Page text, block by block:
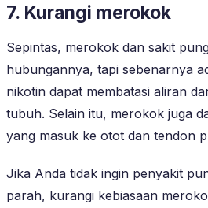
7. Kurangi merokok
Sepintas, merokok dan sakit
hubungannya, tapi sebenarnya
nikotin dapat membatasi aliran
tubuh. Selain itu, merokok juga
yang masuk ke otot dan tendon
Jika Anda tidak ingin penyakit
parah, kurangi kebiasaan